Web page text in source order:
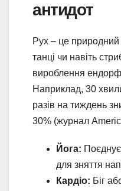
антидот
Рух – це природний
танці чи навіть
вироблення
Наприклад, 30
разів на тиждень
30% (журнал
Йога:
для зняття
Кардіо: Біг